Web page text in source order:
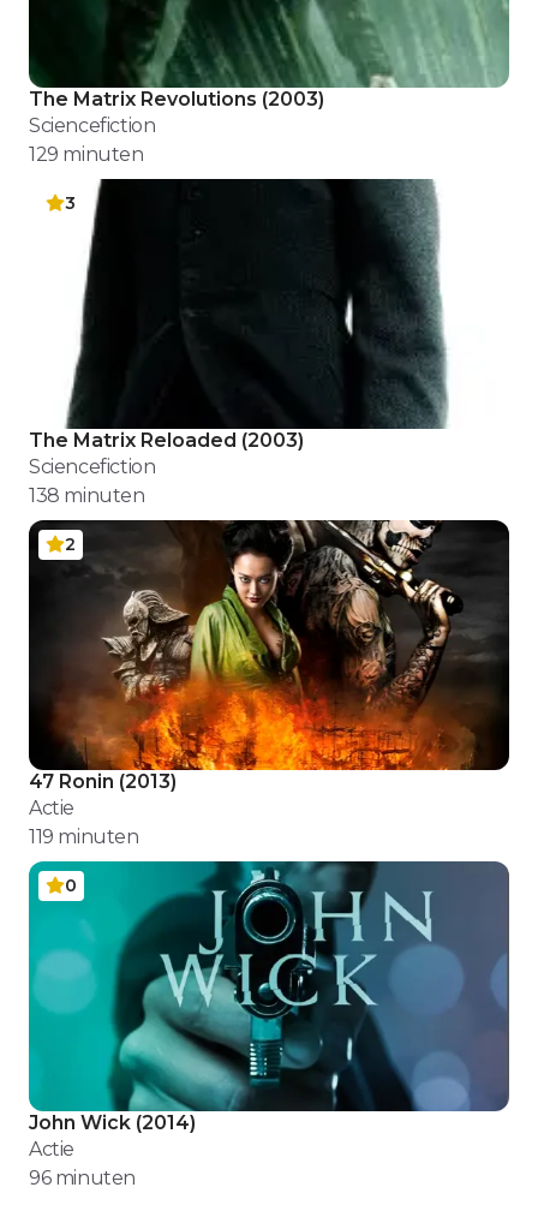
The Matrix Revolutions (2003)
Sciencefiction
129 minuten
3
The Matrix Reloaded (2003)
Sciencefiction
138 minuten
2
47 Ronin (2013)
Actie
119 minuten
0
John Wick (2014)
Actie
96minuten